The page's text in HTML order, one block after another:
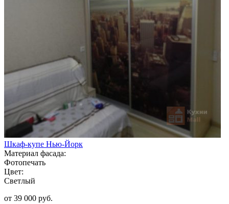
Шкаф-купе Нью-Йорк
Материал фасада:
Фотопечать
Цвет:
Светлый
от 39 000 руб.